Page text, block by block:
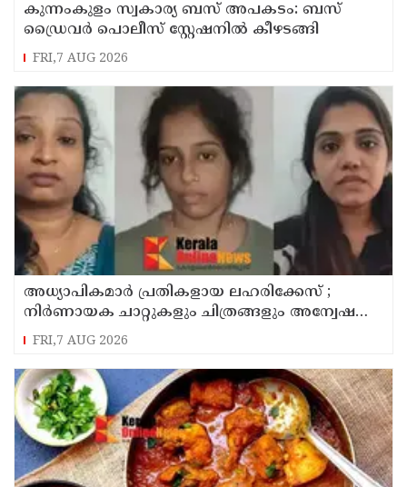
കുന്നംകുളം സ്വകാര്യ ബസ് അപകടം: ബസ്
ഡ്രൈവർ പൊലീസ് സ്റ്റേഷനിൽ കീഴടങ്ങി
FRI,7 AUG 2026
അധ്യാപികമാര്‍ പ്രതികളായ ലഹരിക്കേസ് ;
നിർണായക ചാറ്റുകളും ചിത്രങ്ങളും അന്വേഷണ
സംഘത്തിന്
FRI,7 AUG 2026